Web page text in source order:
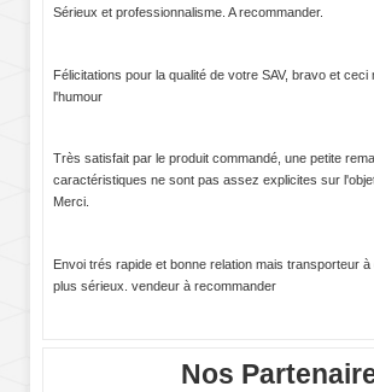
Sérieux et professionnalisme. A recommander.
Félicitations pour la qualité de votre SAV, bravo et ceci
l'humour
Très satisfait par le produit commandé, une petite
caractéristiques ne sont pas assez explicites sur
Merci.
Envoi trés rapide et bonne relation mais transporteur
plus sérieux. vendeur à recommander
Nos